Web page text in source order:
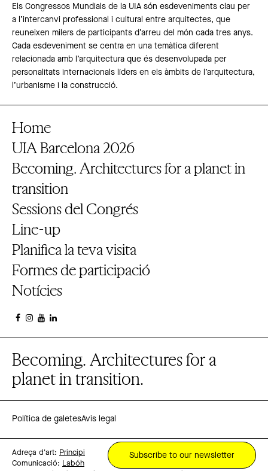
Els Congressos Mundials de la UIA són esdeveniments clau per
a l’intercanvi professional i cultural entre arquitectes, que
reuneixen milers de participants d’arreu del món cada tres anys.
Cada esdeveniment se centra en una temàtica diferent
relacionada amb l’arquitectura que és desenvolupada per
personalitats internacionals líders en els àmbits de l’arquitectura,
l’urbanisme i la construcció.
Home
UIA Barcelona 2026
Becoming. Architectures for a planet in
transition
Sessions del Congrés
Line-up
Planifica la teva visita
Formes de participació
Notícies
Becoming. Architectures for a
planet in transition.
Política de galetesAvis legal
Adreça d'art: Principi
Comunicació: Labóh
Subscribe to our newsletter